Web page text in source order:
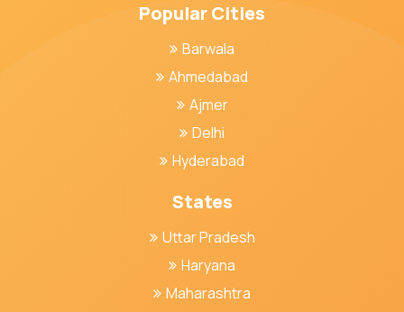
Popular Cities
Barwala
Ahmedabad
Ajmer
Delhi
Hyderabad
States
Uttar Pradesh
Haryana
Maharashtra